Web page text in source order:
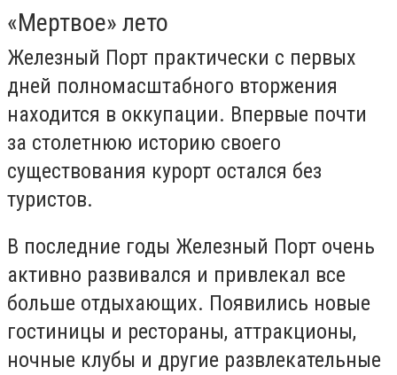
«Мертвое» лето
Железный Порт практически с первых
дней полномасштабного вторжения
находится в оккупации. Впервые почти
за столетнюю историю своего
существования курорт остался без
туристов.
В последние годы Железный Порт очень
активно развивался и привлекал все
больше отдыхающих. Появились новые
гостиницы и рестораны, аттракционы,
ночные клубы и другие развлекательные